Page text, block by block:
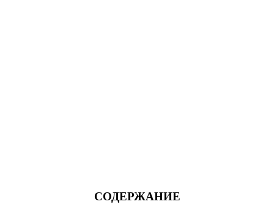
СОДЕРЖАНИЕ